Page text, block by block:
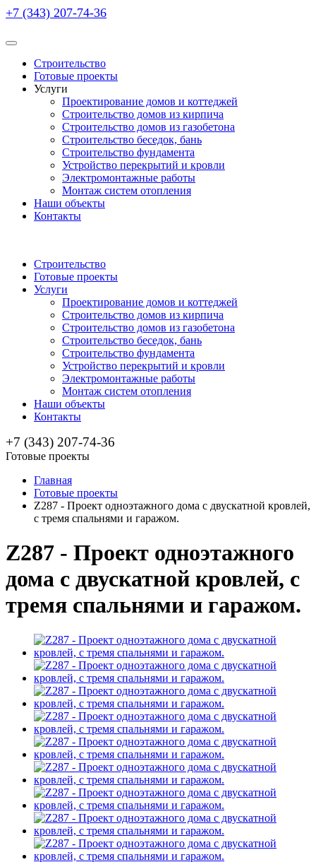
+7 (343) 207-74-36
Строительство
Готовые проекты
Услуги
Проектирование домов и коттеджей
Строительство домов из кирпича
Строительство домов из газобетона
Строительство беседок, бань
Строительство фундамента
Устройство перекрытий и кровли
Электромонтажные работы
Монтаж систем отопления
Наши объекты
Контакты
Строительство
Готовые проекты
Услуги
Проектирование домов и коттеджей
Строительство домов из кирпича
Строительство домов из газобетона
Строительство беседок, бань
Строительство фундамента
Устройство перекрытий и кровли
Электромонтажные работы
Монтаж систем отопления
Наши объекты
Контакты
+7 (343) 207-74-36
Готовые проекты
Главная
Готовые проекты
Z287 - Проект одноэтажного дома с двускатной кровлей,
с тремя спальнями и гаражом.
Z287 - Проект одноэтажного
дома с двускатной кровлей, с
тремя спальнями и гаражом.